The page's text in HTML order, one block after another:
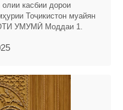
касбии дорои
Тоҷикистон муайян
УМУМӢ Моддаи 1.